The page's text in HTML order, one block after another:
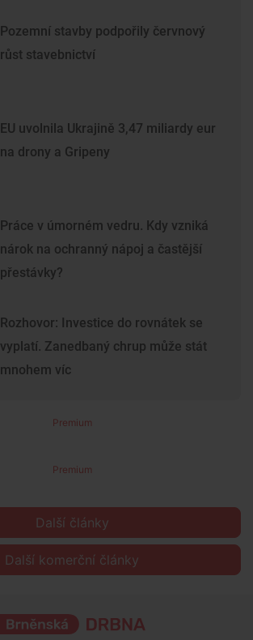
Pozemní stavby podpořily červnový
růst stavebnictví
EU uvolnila Ukrajině 3,47 miliardy eur
na drony a Gripeny
Práce v úmorném vedru. Kdy vzniká
nárok na ochranný nápoj a častější
přestávky?
Rozhovor: Investice do rovnátek se
vyplatí. Zanedbaný chrup může stát
mnohem víc
Premium
Premium
Další články
Další komerční články